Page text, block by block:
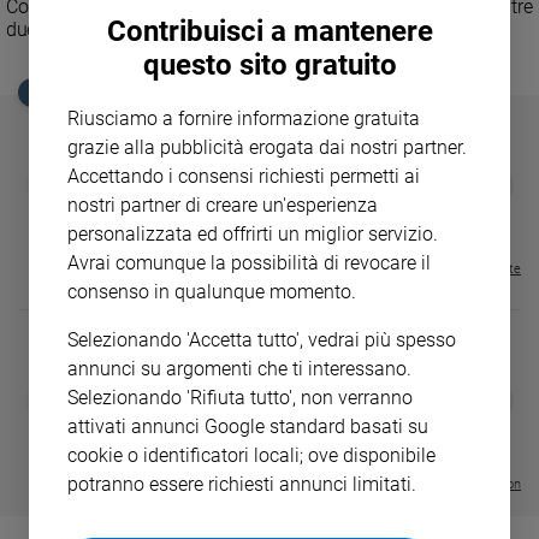
Ambiente
e
Aziende
settimana
inclusione
Costume
Cultura
Con l’uscita di KUNG FU PANDA 4 il franchise ha incassato oltre
due miliardi di dollari al botteghino globale.
GBABY
€ 34,80
€ 21,90
FAMIGLIA CRISTIANA
€ 104,00
€ 83,00
Visualizza tutte le riviste
- VOL DA 1 AL 5
€ 64,50
DIARIO G 2026-27
€ 8,90
Visualizza tutte le collection
Contribuisci a mantenere
questo sito gratuito
Riusciamo a fornire informazione gratuita
grazie alla pubblicità erogata dai nostri partner.
Accettando i consensi richiesti permetti ai
nostri partner di creare un'esperienza
personalizzata ed offrirti un miglior servizio.
Avrai comunque la possibilità di revocare il
consenso in qualunque momento.
Selezionando 'Accetta tutto', vedrai più spesso
annunci su argomenti che ti interessano.
Selezionando 'Rifiuta tutto', non verranno
attivati annunci Google standard basati su
cookie o identificatori locali; ove disponibile
potranno essere richiesti annunci limitati.